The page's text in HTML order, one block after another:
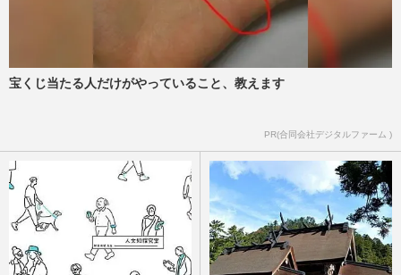
宝くじ当たる人だけがやっていること、教えます
PR(合同会社デジタルファーム )